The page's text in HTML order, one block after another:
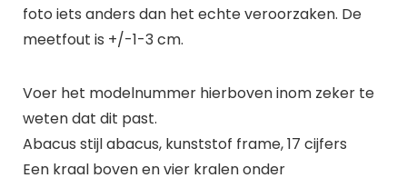
foto iets anders dan het echte veroorzaken. De
meetfout is +/-1-3 cm.
Voer het modelnummer hierboven inom zeker te
weten dat dit past.
Abacus stijl abacus, kunststof frame, 17 cijfers
Een kraal boven en vier kralen onder